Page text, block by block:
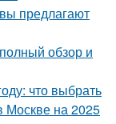
предлагают
обзор и
что выбрать
Москве на 2025